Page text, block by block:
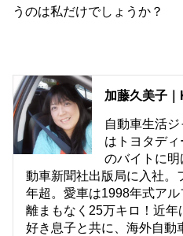
うのは私だけでしょうか？
加藤久美子
自動車生活
はトヨタディ
のバイトに
動車新聞社出版局に入社。
年超。愛車は1998年式ア
離まもなく25万キロ！近
好き息子と共に、海外自動